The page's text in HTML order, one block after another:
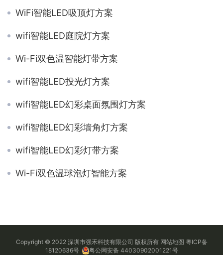
WiFi智能LED吸顶灯方案
wifi智能LED庭院灯方案
Wi-Fi双色温智能灯带方案
wifi智能LED投光灯方案
wifi智能LED幻彩桌面氛围灯方案
wifi智能LED幻彩墙角灯方案
wifi智能LED幻彩灯带方案
Wi-Fi双色温球泡灯智能方案
Copyright © 2022 深圳市强禾科技有限公司 版权所有 网站地图 粤ICP备
18120636号
粤公网安备 44030902001221号